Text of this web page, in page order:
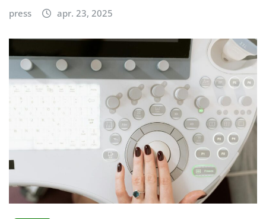
press apr. 23, 2025